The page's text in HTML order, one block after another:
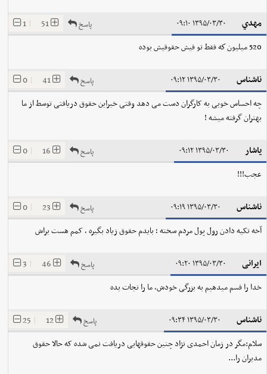
مهدي ۱۳۹۵/۰۳/۳۰ ۰۹:۱۰ 51
|
1 پاسخ
520 ميليون كه فقط تو فيش حقوقيش بوده
ناشناس ۱۳۹۵/۰۳/۳۰ ۰۹:۱۲ 41
|
0 پاسخ
چه احساس خوبی به کارگران دست می دهد وقتی خبراین حقوق دریافتی توسط از ما
بهتران گرفته میشه !
ياشار ۱۳۹۵/۰۳/۳۰ ۰۹:۱۲ 16
|
0 پاسخ
عجب!!!
ناشناس ۱۳۹۵/۰۳/۳۰ ۰۹:۱۹ 23
|
0 پاسخ
آخه تکیه دادن رول پول مردم سخته ؛ بایدم حقوق زیاد بگیره , کمم هست براش
ایرانی ۱۳۹۵/۰۳/۳۰ ۰۹:۲۰ 46
|
3 پاسخ
خدا را قسم میدهیم به بزرگی خودش، ما را نجات بده
ناشناس ۱۳۹۵/۰۳/۳۰ ۰۹:۳۴ 12
|
25 پاسخ
سلام:مگر در زمان احمدی نژاد چنین حقوقهایی دریافت نمی شده که حالا حقوق
مدیران را...